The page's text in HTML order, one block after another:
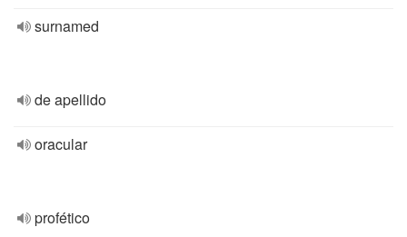
surnamed
de apellido
oracular
profético